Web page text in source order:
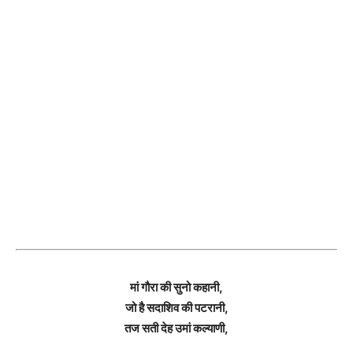
मां गौरा की सुनो कहानी,
जो है सदाशिव की पटरानी,
तज सती देह उमां कल्याणी,